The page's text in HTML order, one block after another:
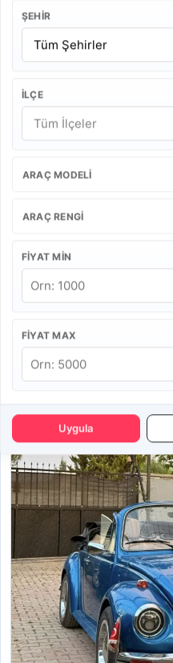
ŞEHIR
İLÇE
ARAÇ MODELI
ARAÇ RENGI
FIYAT MIN
FIYAT MAX
Uygula
Chevrolet Nova